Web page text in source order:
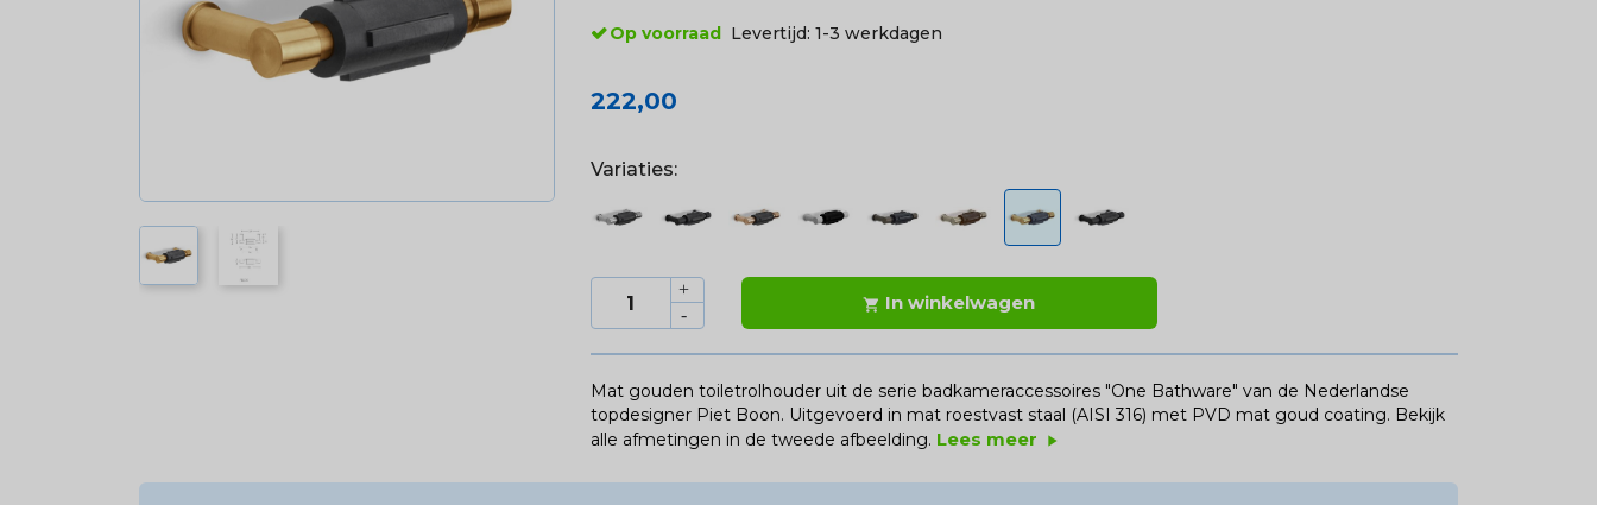
Op voorraad Levertijd: 1-3 werkdagen
222,00
Variaties:
 In winkelwagen
Mat gouden toiletrolhouder uit de serie badkameraccessoires "One Bathware" van de Nederlandse
topdesigner Piet Boon. Uitgevoerd in mat roestvast staal (AISI 316) met PVD mat goud coating. Bekijk
alle afmetingen in de tweede afbeelding. Lees meer play_arrow